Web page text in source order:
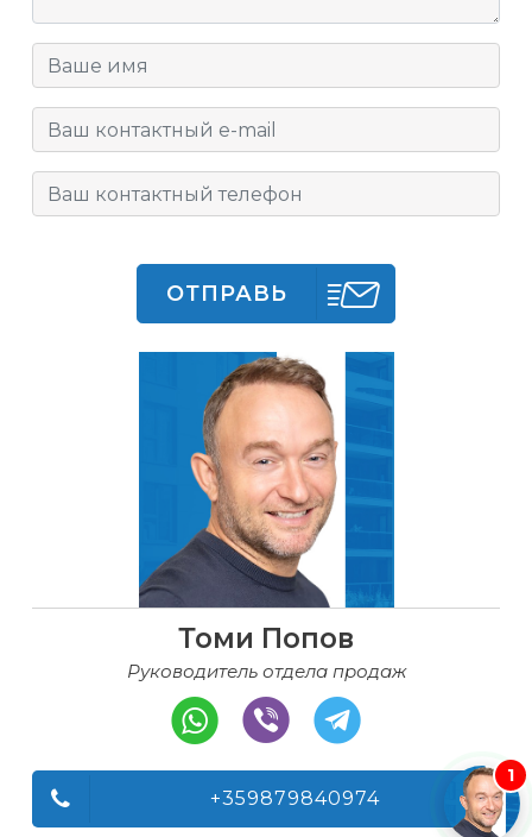
ОТПРАВЬ
Томи Попов
Руководитель отдела продаж
+359879840974
1